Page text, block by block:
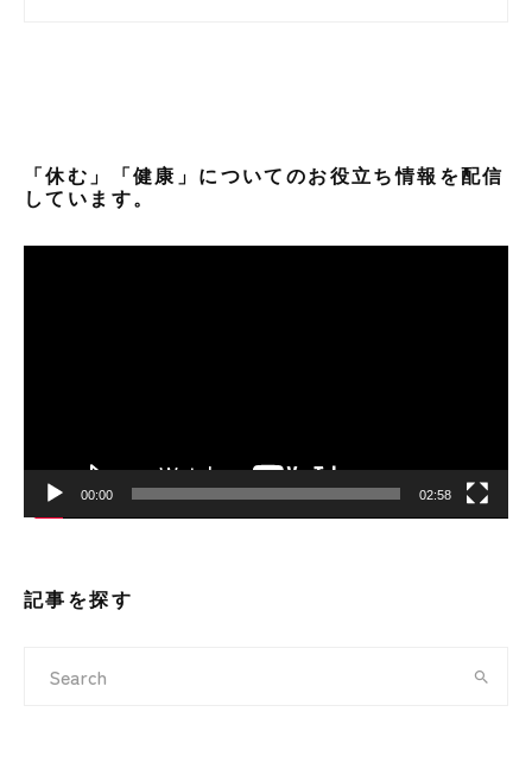
「休む」「健康」についてのお役立ち情報を配信
しています。
00:00 02:58
記事を探す